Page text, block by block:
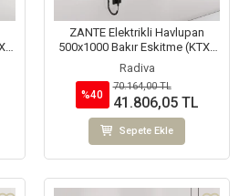
ZANTE Elektrikli Havlupan
500x1000 Bakır Eskitme (KTX3
Termostat) 200W Spiral Kablolu
Radiva
%40
70.164,00 TL
41.806,05 TL
Sepete Ekle